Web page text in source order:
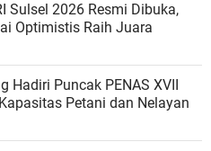
Sulsel 2026 Resmi Dibuka,
Optimistis Raih Juara
Hadiri Puncak PENAS XVII
Petani dan Nelayan